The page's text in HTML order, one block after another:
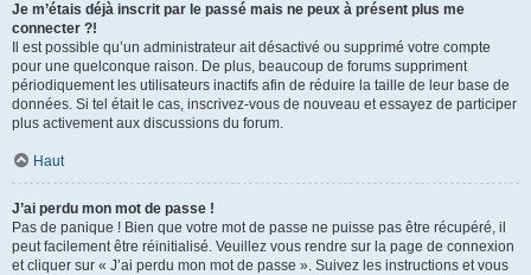
Je m’étais déjà inscrit par le passé mais ne peux à présent plus me
connecter ?!
Il est possible qu’un administrateur ait désactivé ou supprimé votre compte
pour une quelconque raison. De plus, beaucoup de forums suppriment
périodiquement les utilisateurs inactifs afin de réduire la taille de leur base de
données. Si tel était le cas, inscrivez-vous de nouveau et essayez de participer
plus activement aux discussions du forum.
Haut
J’ai perdu mon mot de passe !
Pas de panique ! Bien que votre mot de passe ne puisse pas être récupéré, il
peut facilement être réinitialisé. Veuillez vous rendre sur la page de connexion
et cliquer sur « J’ai perdu mon mot de passe ». Suivez les instructions et vous